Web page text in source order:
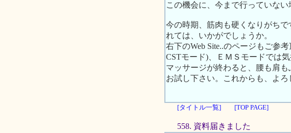
この機会に、今まで行っていな
今の時期、筋肉も硬くなりがち
れては、いかがでしょうか。
右下のWeb Site..のページもご参
CSTモード)、ＥＭＳモードでは
マッサージが終わると、腰も肩
お試し下さい。これからも、よろ
[タイトル一覧]
[TOP PAGE]
558. 資料届きました